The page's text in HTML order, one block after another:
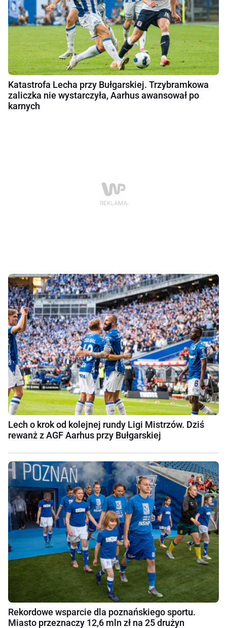
Katastrofa Lecha przy Bułgarskiej. Trzybramkowa
zaliczka nie wystarczyła, Aarhus awansował po
karnych
Lech o krok od kolejnej rundy Ligi Mistrzów. Dziś
rewanż z AGF Aarhus przy Bułgarskiej
Rekordowe wsparcie dla poznańskiego sportu.
Miasto przeznaczy 12,6 mln zł na 25 drużyn